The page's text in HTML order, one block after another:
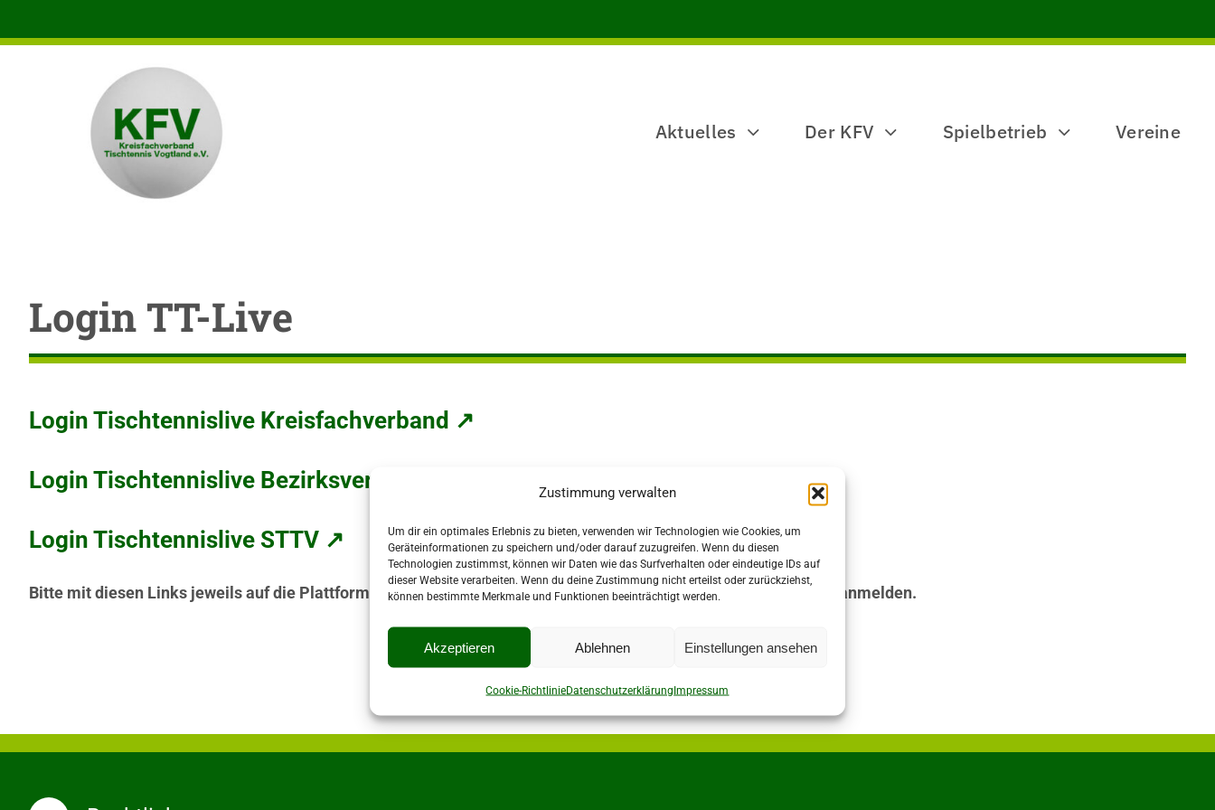
Zustimmung verwalten
Um dir ein optimales Erlebnis zu bieten, verwenden wir Technologien wie Cookies, um
Geräteinformationen zu speichern und/oder darauf zuzugreifen. Wenn du diesen
Technologien zustimmst, können wir Daten wie das Surfverhalten oder eindeutige IDs auf
dieser Website verarbeiten. Wenn du deine Zustimmung nicht erteilst oder zurückziehst,
können bestimmte Merkmale und Funktionen beeinträchtigt werden.
Akzeptieren Ablehnen Einstellungen ansehen
Cookie-RichtlinieDatenschutzerklärungImpressum
Inhalt
Aktuelles Der KFV Spielbetrieb Vereine
Login TT-Live
Login Tischtennislive Kreisfachverband ↗
Login Tischtennislive Bezirksverband ↗
Login Tischtennislive STTV ↗
Bitte mit diesen Links jeweils auf die Plattform Eurer Staffel gehen und dort direkt über den Button „Anmelden“ anmelden.